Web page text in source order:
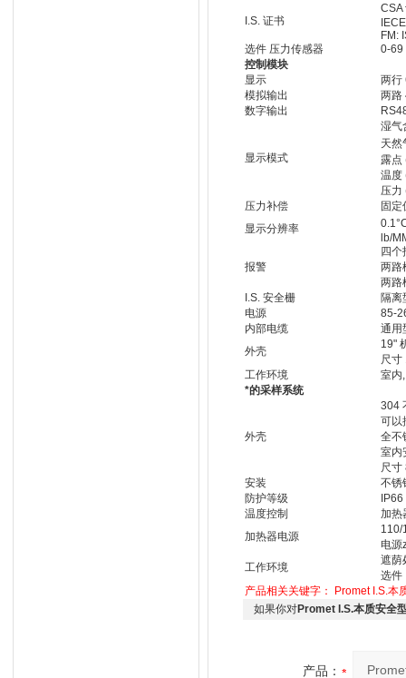
I.S. 证书
CSA
FM:
选件 压力传感器
0-69
控制模块
显示
两行
模拟输出
两路
数字输出
显示模式
湿气
天然
露点
温度
压力
压力补偿
固
显示分辨率
lb/
报警
四
两路
两路
I.S. 安全栅
隔离
电源
85-
内部电缆
通用
外壳
19"
尺寸
工作环境
室内
*的采样系统
外壳
304
可以
全不
室内
尺寸
安装
不锈
防护等级
IP66
温度控制
加热
加热器电源
110/
电源
工作环境
遮荫
选件
产品相关关键字：
Promet I.S.本
如果你对Promet I.S.本质安全
产品：